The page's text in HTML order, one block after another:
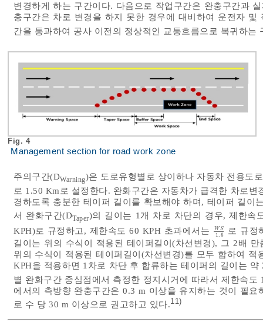
변경하게 하는 구간이다. 다음으로 작업구간은 완충구간과
충구간은 차로 변경을 하지 못한 경우에 대비하여 운전자
간을 통과하여 공사 이전의 정상적인 교통흐름으로 복귀하는
Fig. 4
Management section for road work zone
주의구간(DWarning)은 도로유형별로 상이하나 자동차 전용도
로 1.50 Km로 설정한다. 완화구간은 자동차가 급격한 차로
경하도록 충분한 테이퍼 길이를 확보해야 하며, 테이퍼 길이
서 완화구간(DTaper)의 길이는 1개 차로 차단의 경우, 제한속
KPH)로 규정하고, 제한속도 60 KPH 초과에서는
WS
1.6
WS 1.6
로 규정
길이는 위의 수식이 적용된 테이퍼길이(차선변경), 그 2배
위의 수식이 적용된 테이퍼길이(차선변경)를 모두 합하여
KPH을 적용하면 1차로 차단 후 합류하는 테이퍼의 길이는
별 완화구간 중심점에서 측정한 정지시거에 따라서 제한속
에서의 측방향 완충구간은 0.3 m 이상을 유지하는 것이 필
로 수 당 30 m 이상으로 권고하고 있다.11)